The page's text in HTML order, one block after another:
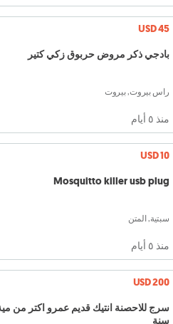
USD 45
بادجي ذكر مروض حربوق زكي كتير
راس بيروت, بيروت
منذ ٥ أيام
USD 10
Mosquitto killer usb plug
سبتية, المتن
منذ ٥ أيام
USD 200
سرج للاحصنة انتيك قديم عمرو اكتر من
سنة